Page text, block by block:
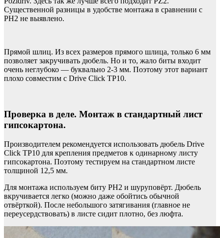
Существенной разницы в удобстве монтажа в сравнении с
PH2 не выявлено.
Прямой шлиц. Из всех размеров прямого шлица, только 6 мм
позволяет закручивать дюбель. Но и то, жало биты входит
очень неглубоко — буквально 2-3 мм. Поэтому этот вариант
плохо совместим с Drive Click TP10.
Проверка в деле. Монтаж в стандартный лист
гипсокартона.
Производителем рекомендуется использовать дюбель Drive
Click TP10 для крепления предметов к одинарному листу
гипсокартона. Поэтому тестируем на стандартном листе
толщиной 12,5 мм.
Для монтажа используем биту PH2 и шуруповёрт. Дюбель
вкручивается легко (можно даже обойтись обычной
отвёрткой). После небольшого затягивания (главное не
переусердствовать) в листе сидит плотно, без люфта.